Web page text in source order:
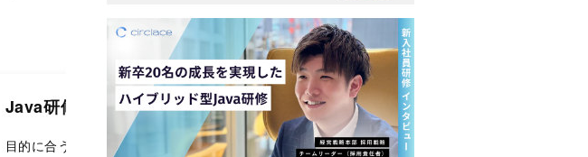
Java研修一覧はこちら
目的に合うJava研修を一覧形式から探したい方
PHP研修一覧はこちら
目的に合うPHP研修を一覧形